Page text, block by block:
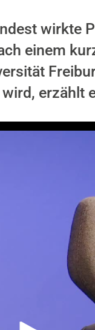
wirkte
einem
erzählt